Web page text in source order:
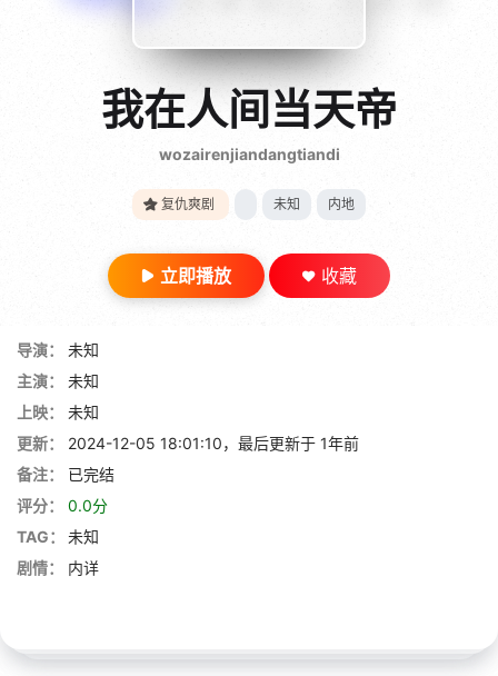
{if condition="$obj.vod_points
gt 0"}
28短剧
我在人间当天帝
wozairenjiandangtiandi
复仇爽剧 未知 内地
立即播放 收藏
导演：
未知
主演：
未知
上映：
未知
更新：
2024-12-05 18:01:10，最后更新于 1年前
备注：
已完结
评分：
0.0分
TAG：
未知
剧情：
内详